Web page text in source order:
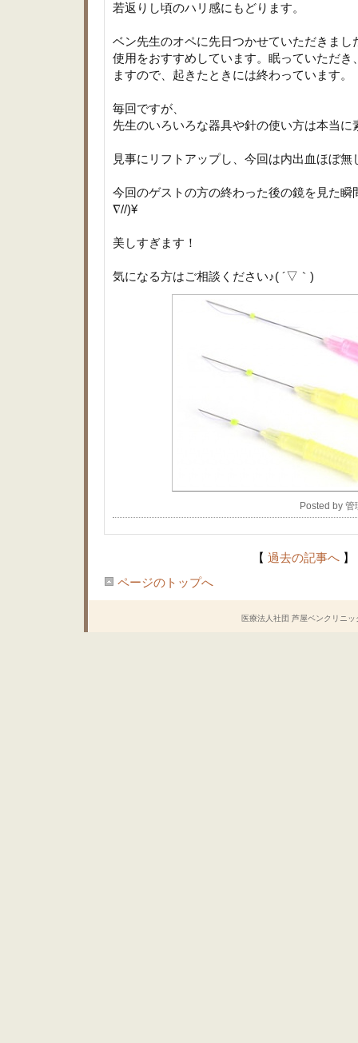
若返りし頃のハリ感にもどります。
ベン先生のオペに先日つかせていただきまし
使用をおすすめしています。眠っていただき
ますので、起きたときには終わっています。
毎回ですが、
先生のいろいろな器具や針の使い方は本当に
見事にリフトアップし、今回は内出血ほぼ無
今回のゲストの方の終わった後の鏡を見た瞬
∇//)¥
美しすぎます！
気になる方はご相談ください♪( ´▽｀)
Posted by
【 過去の記事へ 】
ページのトップへ
医療法人社団 芦屋ベンクリニ